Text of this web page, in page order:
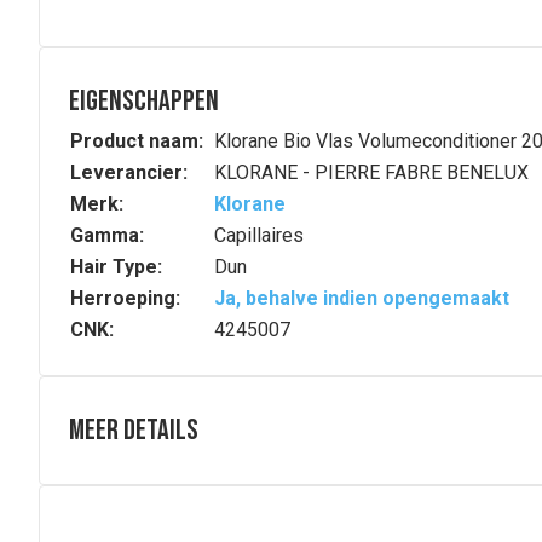
Eigenschappen
Product naam: Klorane Bio Vlas Volumeconditioner
Leverancier:
KLORANE - PIERRE FABRE BENELUX
Merk:
Klorane
Gamma:
Capillaires
Hair Type:
Dun
Herroeping:
Ja, behalve indien opengemaakt
CNK:
4245007
Meer details
Om fijn haar te ontklitten zonder het te verzwaren en